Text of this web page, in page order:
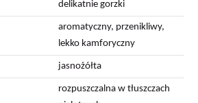
delikatnie gorzki
aromatyczny, przenikliwy,
lekko kamforyczny
jasnożółta
rozpuszczalna w tłuszczach